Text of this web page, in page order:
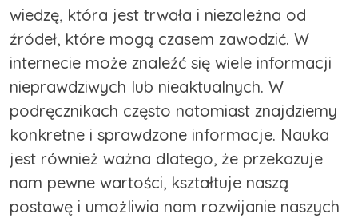
wiedzę, która jest trwała i niezależna od
źródeł, które mogą czasem zawodzić. W
internecie może znaleźć się wiele informacji
nieprawdziwych lub nieaktualnych. W
podręcznikach często natomiast znajdziemy
konkretne i sprawdzone informacje. Nauka
jest również ważna dlatego, że przekazuje
nam pewne wartości, kształtuje naszą
postawę i umożliwia nam rozwijanie naszych